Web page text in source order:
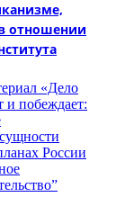
отношении